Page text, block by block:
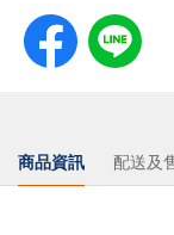
商品資訊 配送及